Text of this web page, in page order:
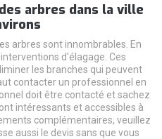
arbres dans la ville
arbres sont innombrables. En
d'élagage. Ces
les branches qui peuvent
contacter un professionnel en
doit être contacté et sachez
intéressants et accessibles à
complémentaires, veuillez
aussi le devis sans que vous